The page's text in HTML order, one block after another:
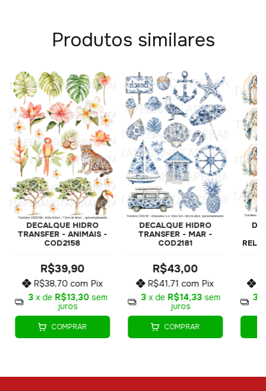
Produtos similares
DECALQUE HIDRO
TRANSFER - ANIMAIS -
COD2158
R$39,90
R$38,70com Pix
3 x de R$13,30 sem
juros
COMPRAR
DECALQUE HIDRO
TRANSFER - MAR -
COD2181
R$43,00
R$41,71com Pix
3 x de R$14,33 sem
juros
COMPRAR
3